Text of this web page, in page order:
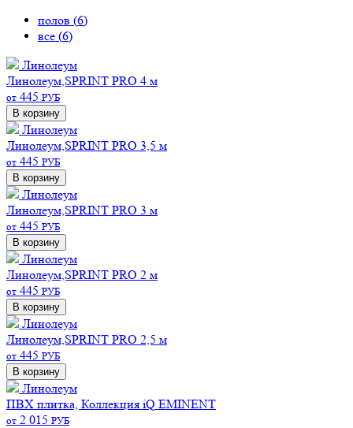
полов (6)
все (6)
Линолеум
Линолеум,SPRINT PRO 4 м
от 445 РУБ
В корзину
Линолеум
Линолеум,SPRINT PRO 3,5 м
от 445 РУБ
В корзину
Линолеум
Линолеум,SPRINT PRO 3 м
от 445 РУБ
В корзину
Линолеум
Линолеум,SPRINT PRO 2 м
от 445 РУБ
В корзину
Линолеум
Линолеум,SPRINT PRO 2,5 м
от 445 РУБ
В корзину
Линолеум
ПВХ плитка, Коллекция iQ EMINENT
от 2 015 РУБ